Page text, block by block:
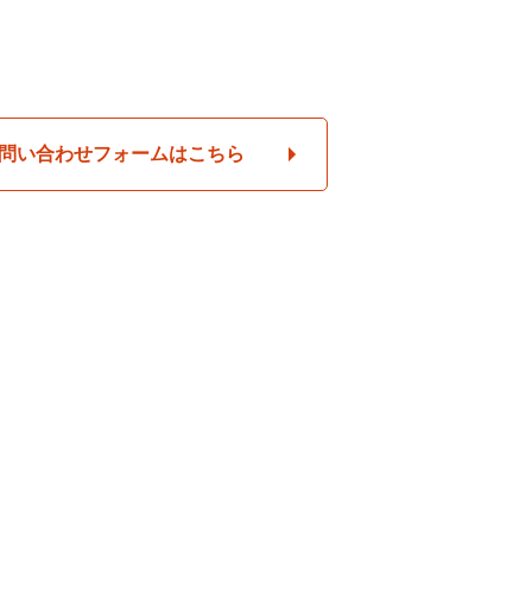
い合わせフォームはこちら